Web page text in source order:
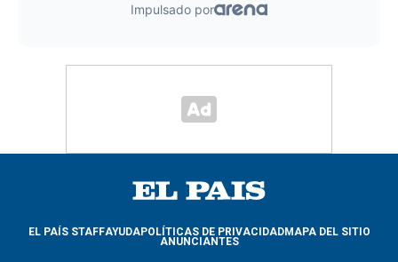
EL PAÍS STAFFAYUDAPOLÍTICAS DE PRIVACIDADMAPA DEL SITIO
ANUNCIANTES